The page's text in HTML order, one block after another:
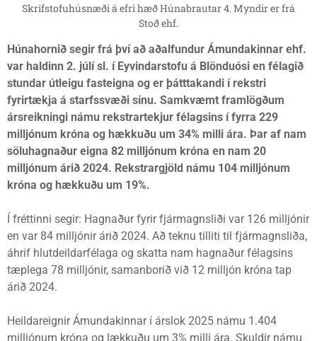
Skrifstofuhúsnæði á efri hæð Húnabrautar 4. Myndir er frá
Stoð ehf.
Húnahornið segir frá því að aðalfundur Ámundakinnar ehf.
var haldinn 2. júlí sl. í Eyvindarstofu á Blönduósi en félagið
stundar útleigu fasteigna og er þátttakandi í rekstri
fyrirtækja á starfssvæði sínu. Samkvæmt framlögðum
ársreikningi námu rekstrartekjur félagsins í fyrra 229
milljónum króna og hækkuðu um 34% milli ára. Þar af nam
söluhagnaður eigna 82 milljónum króna en nam 20
milljónum árið 2024. Rekstrargjöld námu 104 milljónum
króna og hækkuðu um 19%.
Í fréttinni segir: Hagnaður fyrir fjármagnsliði var 126 milljónir
en var 84 milljónir árið 2024. Að teknu tilliti til fjármagnsliða,
áhrif hlutdeildarfélaga og skatta nam hagnaður félagsins
tæplega 78 milljónir, samanborið við 12 milljón króna tap
árið 2024.
Heildareignir Ámundakinnar í árslok 2025 námu 1.404
milljónum króna og lækkuðu um 3% milli ára. Skuldir námu